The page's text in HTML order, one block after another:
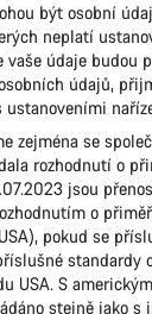
být osobní
neplatí
údaje budou
údajů,
zejména se
rozhodnutí o
jsou
o
pokud se
standardy
USA. S
stejně jako